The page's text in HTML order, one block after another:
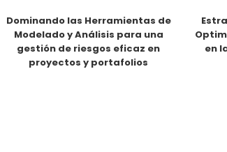
Dominando las Herramientas de
Modelado y Análisis para una
gestión de riesgos eficaz en
proyectos y portafolios
en